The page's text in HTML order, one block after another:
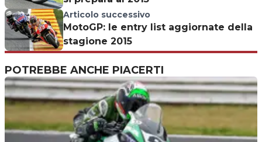
Articolo successivo
MotoGP: le entry list aggiornate della
stagione 2015
POTREBBE ANCHE PIACERTI